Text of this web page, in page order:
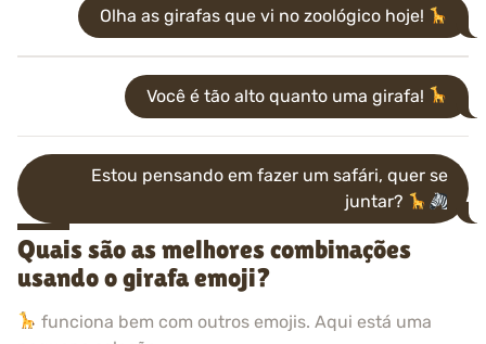
Olha as girafas que vi no zoológico hoje!
Você é tão alto quanto uma girafa!
Estou pensando em fazer um safári, quer se
juntar?
Quais são as melhores combinações
usando o girafa emoji?
funciona bem com outros emojis. Aqui está uma